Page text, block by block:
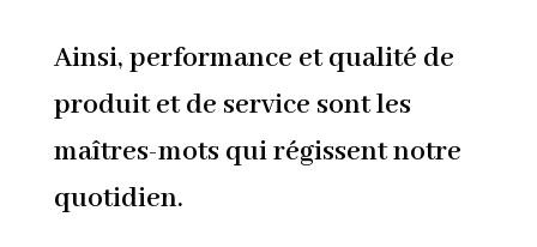
Ainsi, performance et qualité de
produit et de service sont les
maîtres-mots qui régissent notre
quotidien.